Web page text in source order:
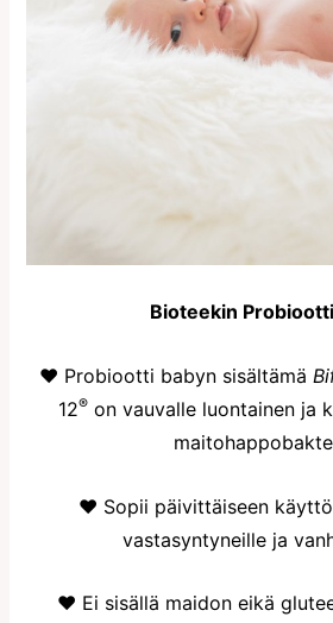
Bioteekin
♥ Probiootti babyn sisältämä
12®on vauvalle luontainen ja
♥ Sopii päivittäiseen
vastasyntyneille ja
♥ Ei sisällä maidon eikä